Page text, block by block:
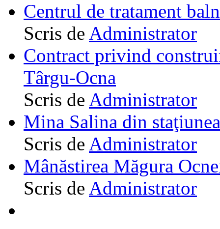
Centrul de tratament
Scris de Administrator
Contract privind
Târgu-Ocna
Scris de Administrator
Mina Salina din
Scris de Administrator
Mânăstirea Măgura
Scris de Administrator